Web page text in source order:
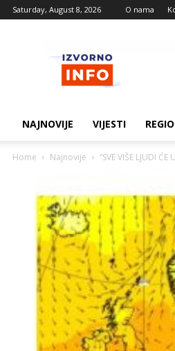
Saturday, August 8, 2026 O nama
vijesti
NAJNOVIJE VIJESTI
Home Najnovije “SVE VIŠE LJUDI